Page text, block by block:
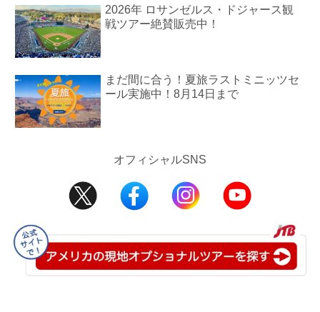
2026年 ロサンゼルス・ドジャース観
戦ツアー絶賛販売中！
まだ間に合う！夏旅ラストミニッツセ
ール実施中！8月14日まで
オフィシャルSNS